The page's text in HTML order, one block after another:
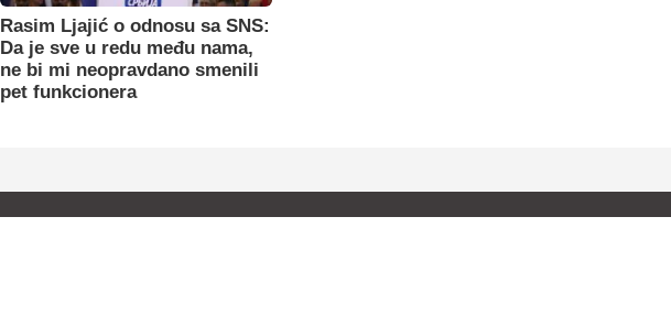
Rasim Ljajić o odnosu sa SNS:
Da je sve u redu među nama,
ne bi mi neopravdano smenili
pet funkcionera